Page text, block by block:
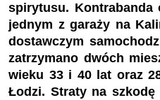
spirytusu. Kontrabanda
jednym z garaży na
dostawczym
zatrzymano dwóch
wieku 33 i 40 lat oraz
Łodzi. Straty na szkodę